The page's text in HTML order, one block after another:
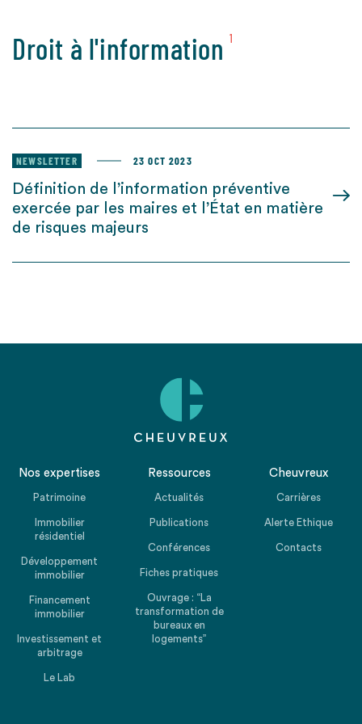
Droit à l'information 1
NEWSLETTER 23 OCT 2023
Définition de l’information préventive
exercée par les maires et l’État en matière
de risques majeurs
Nos expertises
Patrimoine
Immobilier
résidentiel
Développement
immobilier
Financement
immobilier
Investissement et
arbitrage
Le Lab
Ressources
Actualités
Publications
Conférences
Fiches pratiques
Ouvrage : “La
transformation de
bureaux en
logements”
Cheuvreux
Carrières
Alerte Ethique
Contacts